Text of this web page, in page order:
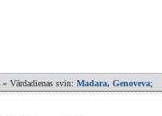
» Vārdadienas svin: Madara, Genoveva;